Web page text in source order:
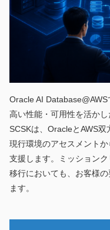
Oracle AI
高い性能・可用性を活か
SCSKは、OracleとAWS双
現行環境のアセスメント
支援します。ミッション
移行においても、お客様
ます。